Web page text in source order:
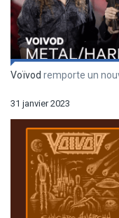
Voïvod remporte un
31 janvier 2023